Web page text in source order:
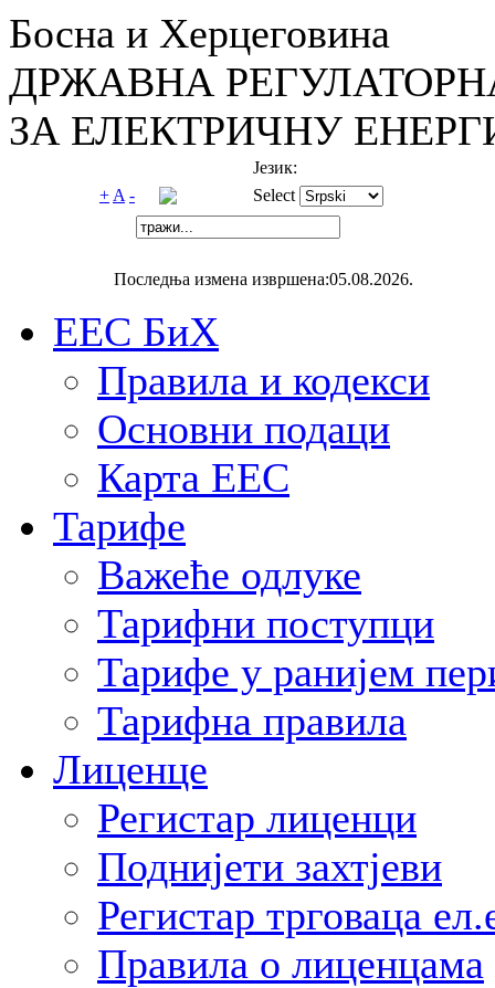
Босна и Херцеговина
ДРЖАВНА
ЗА ЕЛЕКТРИЧНУ
Језик:
+ A - Select
Последња измена извршена:05.08.2026.
ЕЕС БиХ
Правила и кодекси
Основни подаци
Карта ЕЕС
Тарифе
Важеће одлуке
Тарифни поступци
Тарифе у ранијем
Тарифна правила
Лиценце
Регистар лиценци
Поднијети захтјеви
Регистар трговаца
Правила о лиценцама